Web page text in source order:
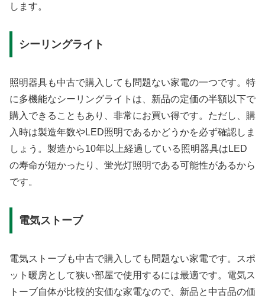
します。
シーリングライト
照明器具も中古で購入しても問題ない家電の一つです。特
に多機能なシーリングライトは、新品の定価の半額以下で
購入できることもあり、非常にお買い得です。ただし、購
入時は製造年数やLED照明であるかどうかを必ず確認しま
しょう。製造から10年以上経過している照明器具はLED
の寿命が短かったり、蛍光灯照明である可能性があるから
です。
電気ストーブ
電気ストーブも中古で購入しても問題ない家電です。スポ
ット暖房として狭い部屋で使用するには最適です。電気ス
トーブ自体が比較的安価な家電なので、新品と中古品の価